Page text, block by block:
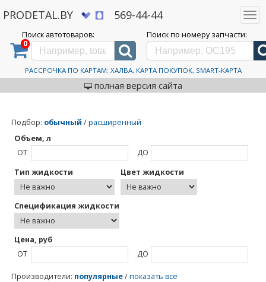
PRODETAL.BY 569-44-44
Поиск автотоваров:
0
Поиск по номеру запчасти:
РАССРОЧКА ПО КАРТАМ: ХАЛВА, КАРТА ПОКУПОК, SMART-КАРТА
полная версия сайта
Дискаунтер автозапчастей PRODETAL.BY > Каталог автотоваров > ONZOIL
ONZOIL
Подбор: обычный /расширенный
Объем, л
ОТ
ДО
Тип жидкости
Цвет жидкости
Спецификация жидкости
Цена, руб
ОТ
ДО
Производители: популярные/показать все